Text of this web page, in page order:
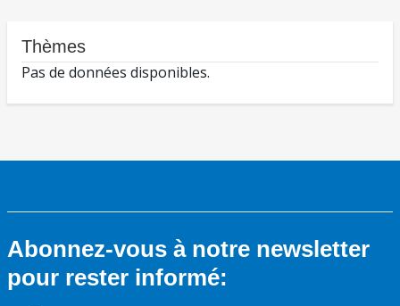
Thèmes
Pas de données disponibles.
Abonnez-vous à notre newsletter
pour rester informé: